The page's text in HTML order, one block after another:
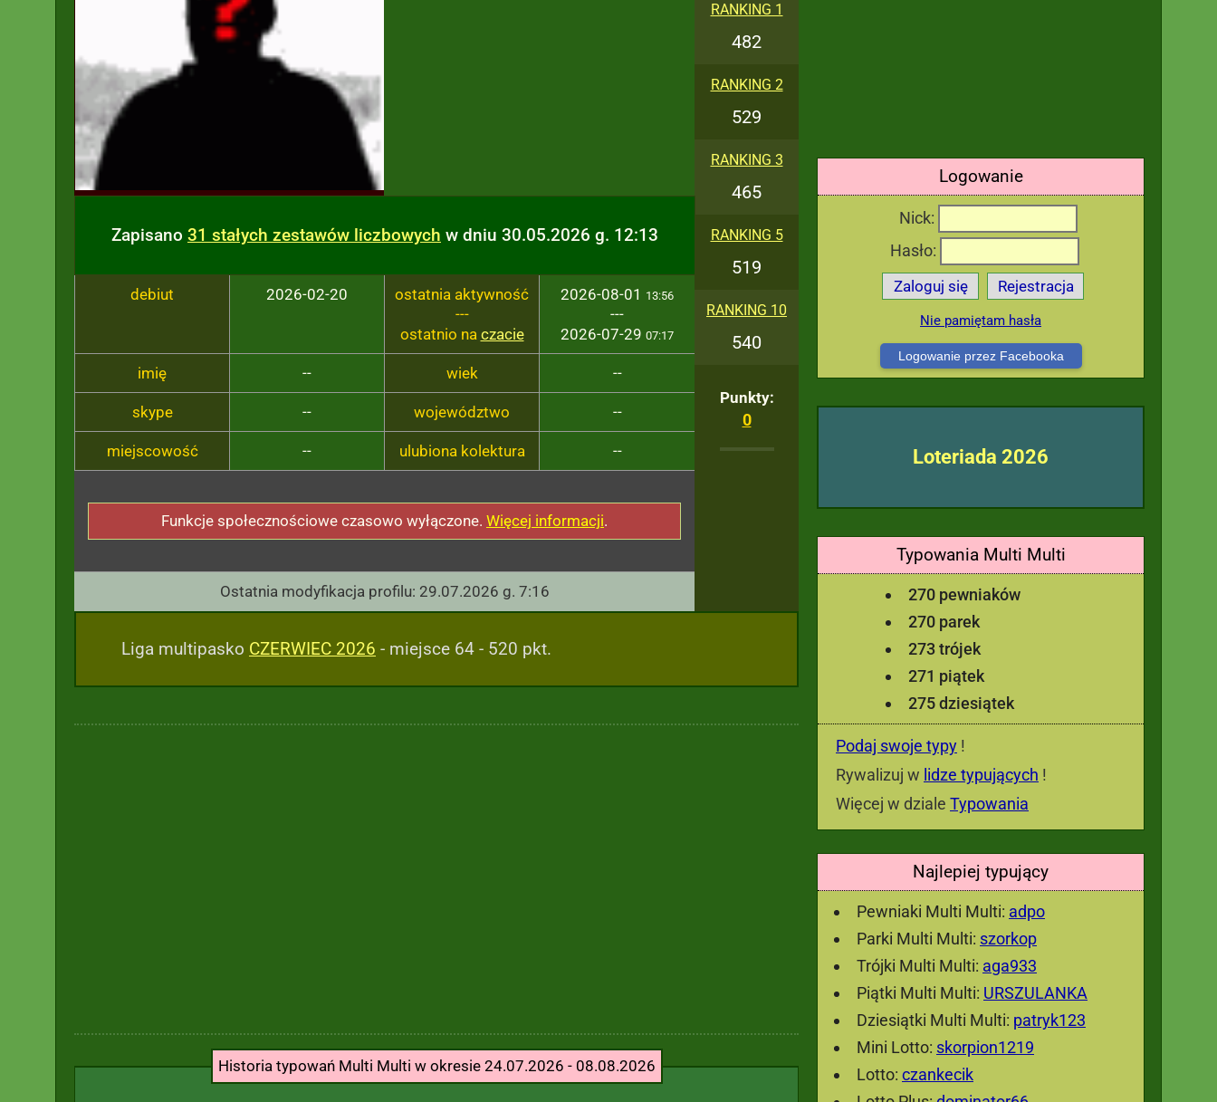
Logowanie
Nick:
Hasło:
Zaloguj się Rejestracja
Nie pamiętam hasła
Logowanie przez Facebooka
Loteriada 2026
Typowania Multi Multi
270 pewniaków
270 parek
273 trójek
271 piątek
275 dziesiątek
Podaj swoje typy !
Rywalizuj w lidze typujących !
Więcej w dziale Typowania
Najlepiej typujący
Pewniaki Multi Multi: adpo
Parki Multi Multi: szorkop
Trójki Multi Multi: aga933
Piątki Multi Multi: URSZULANKA
Dziesiątki Multi Multi: patryk123
Mini Lotto: skorpion1219
Lotto: czankecik
RANKING 1
482
RANKING 2
529
RANKING 3
465
RANKING 5
519
RANKING 10
540
Punkty:
0
Zapisano 31 stałych zestawów liczbowych w dniu 30.05.2026 g. 12:13
debiut 2026-02-20
ostatnia aktywność
---
ostatnio na czacie
2026-08-01 13:56
---
2026-07-29 07:17
imię -- wiek --
skype -- województwo --
miejscowość -- ulubiona kolektura --
Funkcje społecznościowe czasowo wyłączone. Więcej informacji.
Ostatnia modyfikacja profilu: 29.07.2026 g. 7:16
Liga multipasko CZERWIEC 2026 - miejsce 64 - 520 pkt.
Historia typowań Multi Multi w okresie 24.07.2026 - 08.08.2026